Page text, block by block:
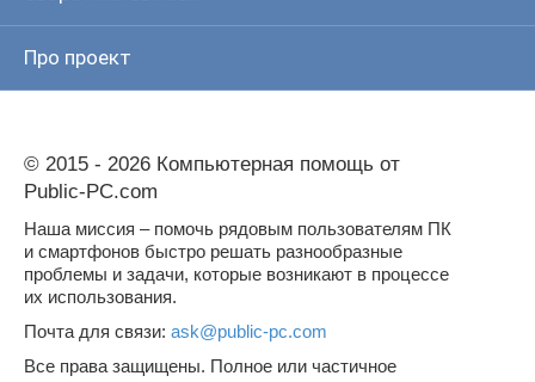
Про проект
© 2015 - 2026 Компьютерная помощь от
Public-PC.com
Наша миссия – помочь рядовым пользователям ПК
и смартфонов быстро решать разнообразные
проблемы и задачи, которые возникают в процессе
их использования.
Почта для связи: ask@public-pc.com
Все права защищены. Полное или частичное